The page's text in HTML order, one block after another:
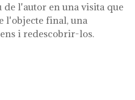
l'autor en una visita que
l'objecte final, una
i redescobrir-los.